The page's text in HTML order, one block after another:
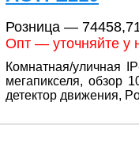
Розница —
Опт — уточняйте у
Комнатная/уличная
мегапикселя, обзор
детектор движения,